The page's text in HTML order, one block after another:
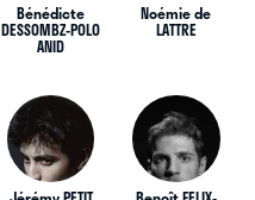
Bénédicte
DESSOMBZ-POLO
ANID
Noémie de
LATTRE